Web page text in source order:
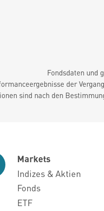
Fondsdaten und
der
sind nach den
Markets
Indizes & Aktien
Fonds
ETF